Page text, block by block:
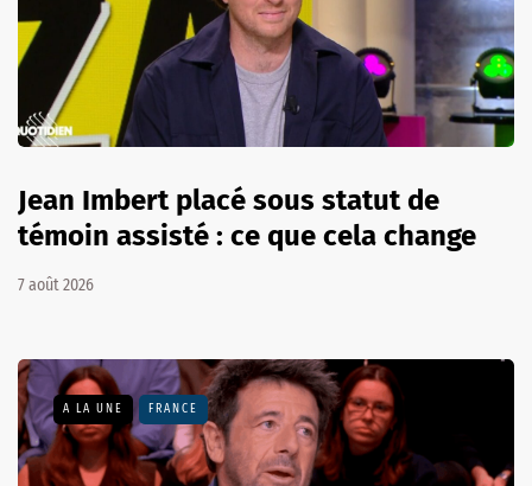
Jean Imbert placé sous statut de
témoin assisté : ce que cela change
7 août 2026
A LA UNE FRANCE